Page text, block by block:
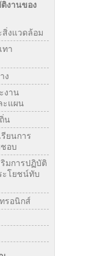
งานของ
งแวดล้อม
ทา
ง
งาน
ะแผน
น
รียนการ
อบ
มการปฏิบัติ
ะโยชน์ทับ
รอนิกส์